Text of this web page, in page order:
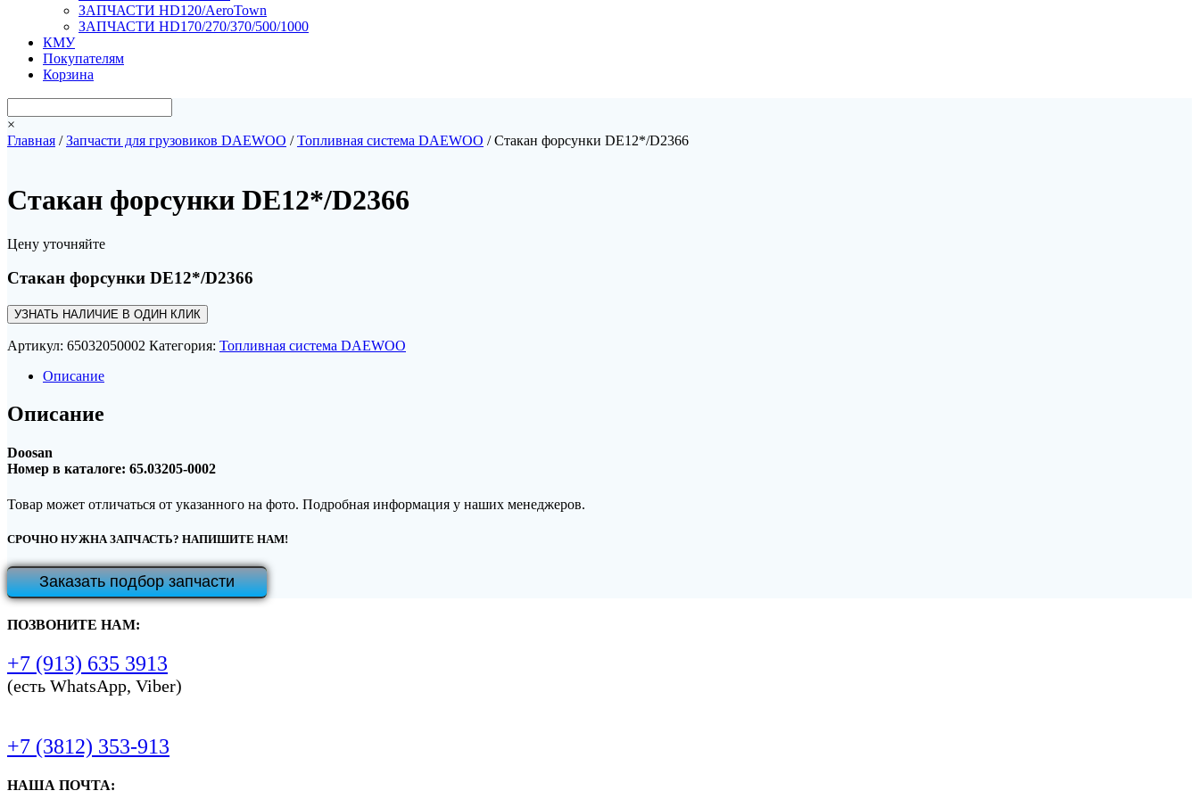
ЗАПЧАСТИ HD120/AeroTown
ЗАПЧАСТИ HD170/270/370/500/1000
КМУ
Покупателям
Корзина
×
Главная /Запчасти для грузовиков DAEWOO /Топливная система DAEWOO / Стакан форсунки DE12*/D2366
Стакан форсунки DE12*/D2366
Цену уточняйте
Стакан форсунки DE12*/D2366
УЗНАТЬ НАЛИЧИЕ В ОДИН КЛИК
Артикул: 65032050002 Категория: Топливная система DAEWOO
Описание
Описание
Doosan
Номер в каталоге: 65.03205-0002
Товар может отличаться от указанного на фото. Подробная информация у наших менеджеров.
СРОЧНО НУЖНА ЗАПЧАСТЬ? НАПИШИТЕ НАМ!
Заказать подбор запчасти
ПОЗВОНИТЕ НАМ:
+7 (913) 635 3913
(есть WhatsApp, Viber)
+7 (3812) 353-913
НАША ПОЧТА: